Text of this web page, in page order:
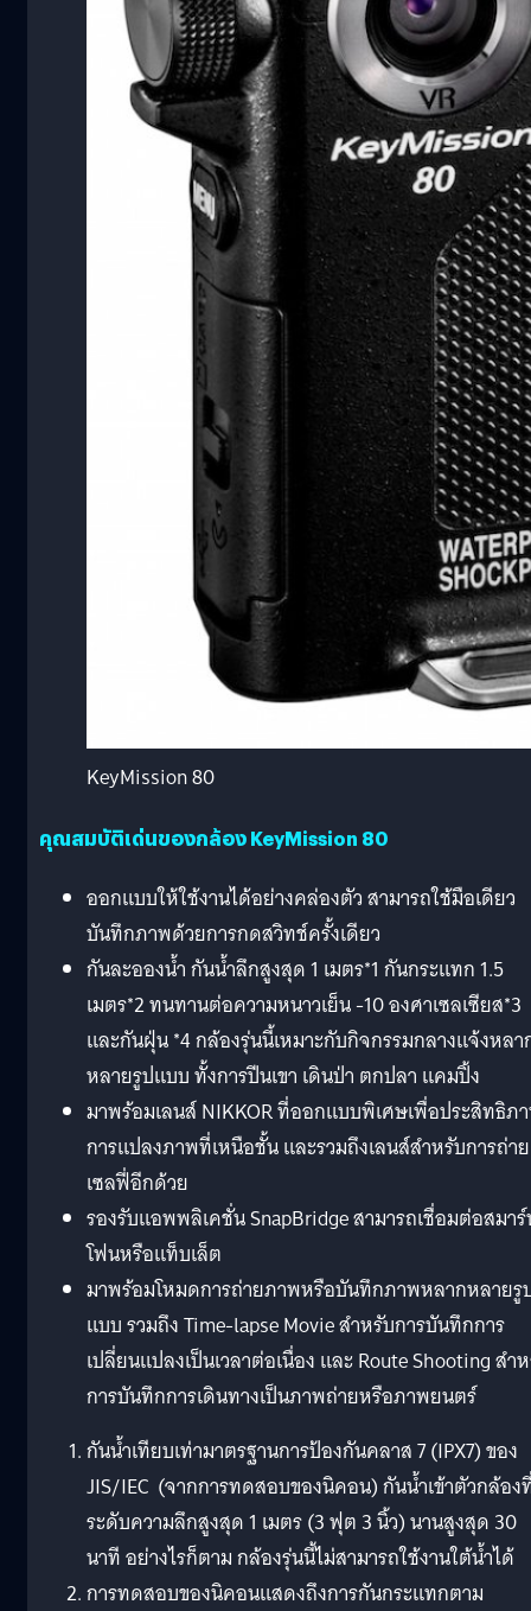
KeyMission 80
คุณสมบัติเด่นของกล้อง KeyMission 80
ออกแบบให้ใช้งานได้อย่างคล่องตัว สามารถใช้มือเดียว
บันทึกภาพด้วยการกดสวิทช์ครั้งเดียว
กันละอองน้ำ กันน้ำลึกสูงสุด 1 เมตร*1 กันกระแทก 1.5
เมตร*2 ทนทานต่อความหนาวเย็น -10 องศาเซลเซียส*3
และกันฝุ่น *4 กล้องรุ่นนี้เหมาะกับกิจกรรมกลางแจ้งหลา
หลายรูปแบบ ทั้งการปีนเขา เดินป่า ตกปลา แคมปิ้ง
มาพร้อมเลนส์ NIKKOR ที่ออกแบบพิเศษเพื่อประสิทธิภ
การแปลงภาพที่เหนือชั้น และรวมถึงเลนส์สำหรับการถ่าย
เซลฟี่อีกด้วย
รองรับแอพพลิเคชั่น SnapBridge สามารถเชื่อมต่อสมา
โฟนหรือแท็บเล็ต
มาพร้อมโหมดการถ่ายภาพหรือบันทึกภาพหลากหลายรู
แบบ รวมถึง Time-lapse Movie สำหรับการบันทึกการ
เปลี่ยนแปลงเป็นเวลาต่อเนื่อง และ Route Shooting สำ
การบันทึกการเดินทางเป็นภาพถ่ายหรือภาพยนตร์
กันน้ำเทียบเท่ามาตรฐานการป้องกันคลาส 7 (IPX7) ของ
JIS/IEC (จากการทดสอบของนิคอน) กันน้ำเข้าตัวกล้อง
ระดับความลึกสูงสุด 1 เมตร (3 ฟุต 3 นิ้ว) นานสูงสุด 30
นาที อย่างไรก็ตาม กล้องรุ่นนี้ไม่สามารถใช้งานใต้น้ำได้
การทดสอบของนิคอนแสดงถึงการกันกระแทกตาม